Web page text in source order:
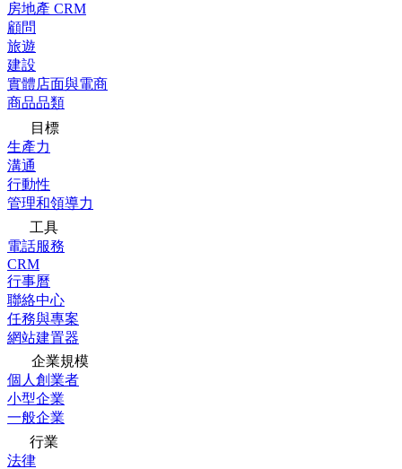
房地產 CRM
顧問
旅遊
建設
實體店面與電商
商品品類
目標
生產力
溝通
行動性
管理和領導力
工具
電話服務
CRM
行事曆
聯絡中心
任務與專案
網站建置器
企業規模
個人創業者
小型企業
一般企業
行業
法律